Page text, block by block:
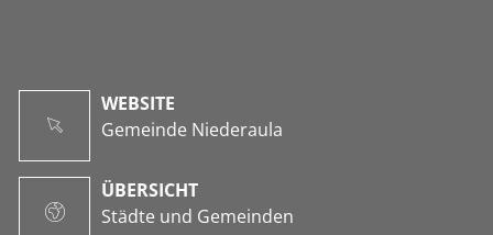
WEBSITE
Gemeinde Niederaula
ÜBERSICHT
Städte und Gemeinden